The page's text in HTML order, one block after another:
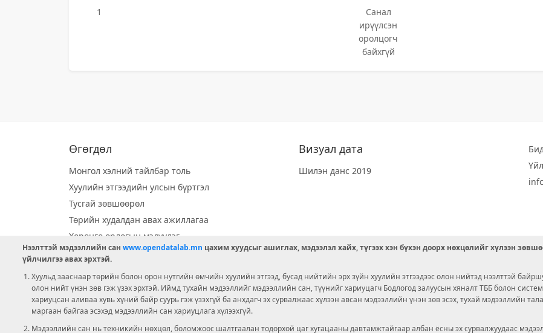
1
Санал
ирүүлсэн
оролцогч
байхгүй
Өгөгдөл
Монгол хэлний тайлбар толь
Хуулийн этгээдийн улсын бүртгэл
Тусгай зөвшөөрөл
Төрийн худалдан авах ажиллагаа
Хөрөнгө орлогын мэдүүлэг
Орон нутгийн хөгжлийн сан
Ээлжит сонгууль
Ашигт малтмал тусгай зөвшөөрөл
Визуал дата
Шилэн данс 2019
Нээлттэй мэдээллийн сан www.opendatalab.mn цахим хуудсыг ашиглах, мэдээлэл хайх, түгээх хэн бүхэн доорх нөхцөлийг хүлээн
үйлчилгээ авах эрхтэй.
Хуульд зааснаар төрийн болон орон нутгийн өмчийн хуулийн этгээд, бусад нийтийн эрх зүйн хуулийн этгээдээс олон нийтэд нээлттэй
олон нийт үнэн зөв гэж үзэх эрхтэй. Иймд тухайн мэдээллийг мэдээллийн сан, түүнийг хариуцагч Бодлогод залуусын хяналт ТББ болон
хариуцсан аливаа хувь хүний байр суурь гэж үзэхгүй ба анхдагч эх сурвалжаас хүлээн авсан мэдээллийн үнэн зөв эсэх, тухай мэдээллийн
маргаан байгаа эсэхэд мэдээллийн сан хариуцлага хүлээхгүй.
Мэдээллийн сан нь техникийн нөхцөл, боломжоос шалтгаалан тодорхой цаг хугацааны давтамжтайгаар албан ёсны эх сурвалжуудаас